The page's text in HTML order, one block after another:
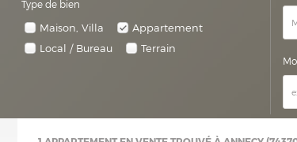
Type de bien
Maison, Villa
Appartement
Local / Bureau
Terrain